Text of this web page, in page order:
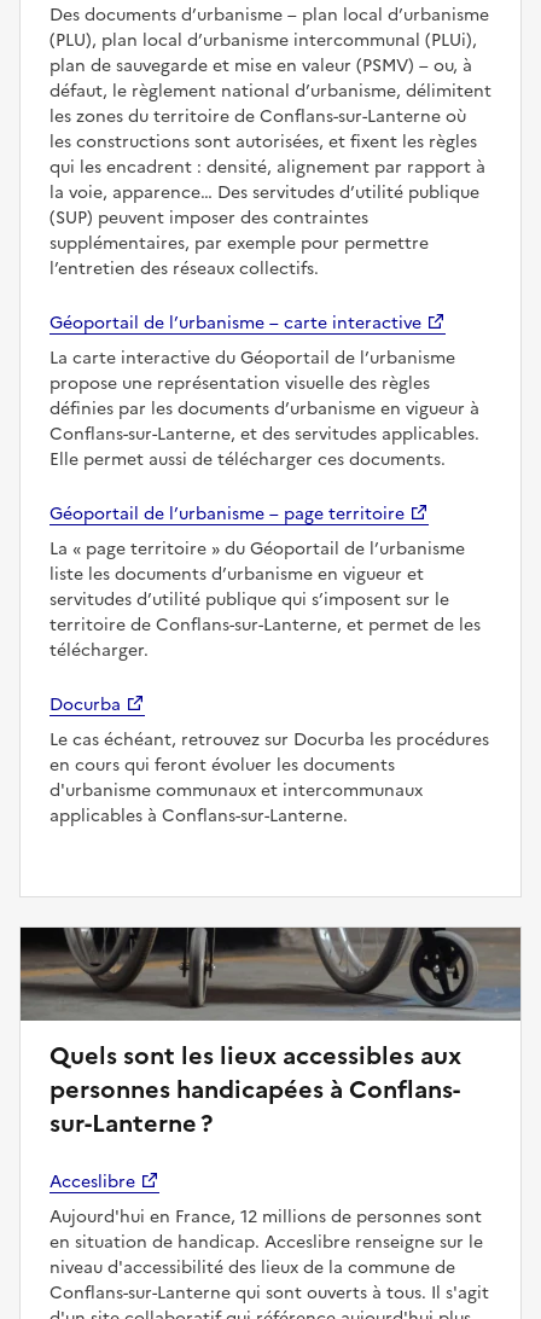
Des documents d’urbanisme – plan local d’urbanisme
(PLU), plan local d’urbanisme intercommunal (PLUi),
plan de sauvegarde et mise en valeur (PSMV) – ou, à
défaut, le règlement national d’urbanisme, délimitent
les zones du territoire de Conflans-sur-Lanterne où
les constructions sont autorisées, et fixent les règles
qui les encadrent : densité, alignement par rapport à
la voie, apparence… Des servitudes d’utilité publique
(SUP) peuvent imposer des contraintes
supplémentaires, par exemple pour permettre
l’entretien des réseaux collectifs.
Géoportail de l’urbanisme – carte interactive
La carte interactive du Géoportail de l’urbanisme
propose une représentation visuelle des règles
définies par les documents d’urbanisme en vigueur à
Conflans-sur-Lanterne, et des servitudes applicables.
Elle permet aussi de télécharger ces documents.
Géoportail de l’urbanisme – page territoire
La
page territoire
du Géoportail de l’urbanisme
liste les documents d’urbanisme en vigueur et
servitudes d’utilité publique qui s’imposent sur le
territoire de Conflans-sur-Lanterne, et permet de les
télécharger.
Docurba
Le cas échéant, retrouvez sur Docurba les procédures
en cours qui feront évoluer les documents
d'urbanisme communaux et intercommunaux
applicables à Conflans-sur-Lanterne.
Quels sont les lieux accessibles aux
personnes handicapées à Conflans-
sur-Lanterne ?
Acceslibre
Aujourd'hui en France, 12 millions de personnes sont
en situation de handicap. Acceslibre renseigne sur le
niveau d'accessibilité des lieux de la commune de
Conflans-sur-Lanterne qui sont ouverts à tous. Il s'agit